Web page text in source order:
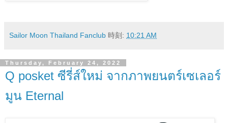
Sailor Moon Thailand Fanclub 時刻: 10:21 AM
Thursday, February 24, 2022
Q posket ซีรี่ส์ใหม่ จากภาพยนตร์เซเลอร์
มูน Eternal